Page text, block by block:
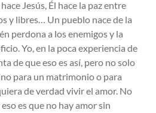
Jesús, Él hace la paz entre
y libres… Un pueblo nace de la
perdona a los enemigos y la
Yo, en la poca experiencia de
de que eso es así, pero no solo
para un matrimonio o para
de verdad vivir el amor. No
es que no hay amor sin